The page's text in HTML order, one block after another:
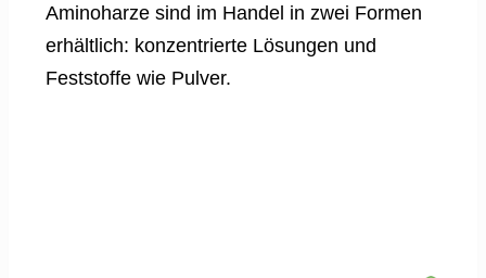
Aminoharze sind im Handel in zwei Formen
erhältlich: konzentrierte Lösungen und
Feststoffe wie Pulver.